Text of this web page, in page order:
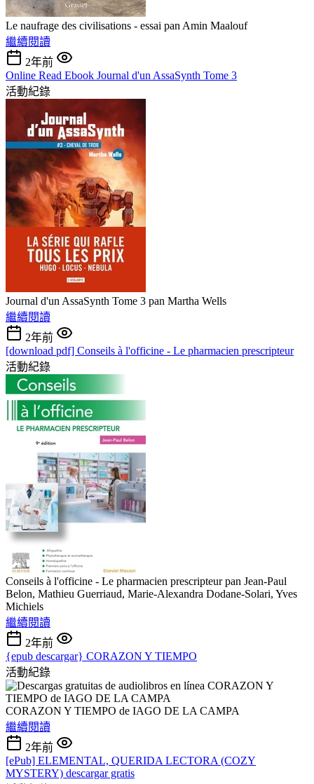
Le naufrage des civilisations - essai pan Amin Maalouf
繼續閱讀
2年前
Online Read Ebook Journal d'un AssaSynth Tome 3
活動紀錄
Journal d'un AssaSynth Tome 3 pan Martha Wells
繼續閱讀
2年前
[download pdf] Conseils à l'officine - Le pharmacien prescripteur
活動紀錄
Conseils à l'officine - Le pharmacien prescripteur pan Jean-Paul
Belon, Mathieu Guerriaud, Marie-Alexandra Dodane-Solari, Yves
Michiels
繼續閱讀
2年前
{epub descargar} CORAZON Y TIEMPO
活動紀錄
CORAZON Y TIEMPO de IAGO DE LA CAMPA
繼續閱讀
2年前
[ePub] ELEMENTAL, QUERIDA LECTORA (COZY
MYSTERY) descargar gratis